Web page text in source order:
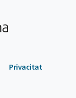
Privacitat